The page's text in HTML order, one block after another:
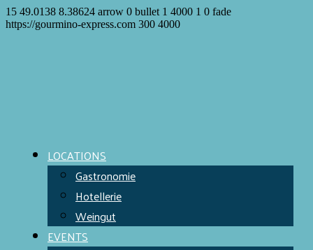
15 49.0138 8.38624 arrow 0 bullet 1 4000 1 0 fade
https://gourmino-express.com 300 4000
LOCATIONS
Gastronomie
Hotellerie
Weingut
EVENTS